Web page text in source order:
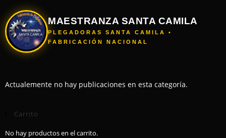
MAESTRANZA SANTA CAMILA
PLEGADORAS SANTA CAMILA •
FABRICACIÓN NACIONAL
Actualemente no hay publicaciones en esta categoría.
Carrito
No hay productos en el carrito.